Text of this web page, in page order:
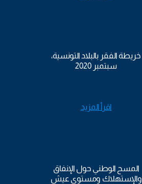
خريطة الفقر بالبلاد التونسية،
سبتمبر 2020
اقرأ المزيد
المسح الوطني حول الإنفاق
والإستهلاك ومستوى عيش